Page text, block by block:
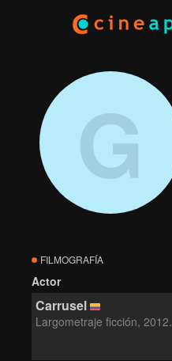
G
FILMOGRAFÍA
Actor
Carrusel
Largometraje ficción, 2012.